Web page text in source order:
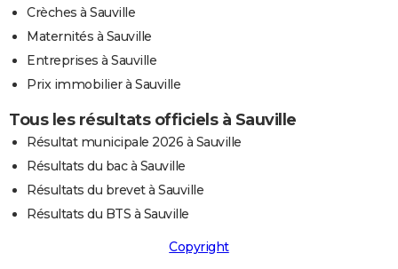
Crèches à Sauville
Maternités à Sauville
Entreprises à Sauville
Prix immobilier à Sauville
Tous les résultats officiels à Sauville
Résultat municipale 2026 à Sauville
Résultats du bac à Sauville
Résultats du brevet à Sauville
Résultats du BTS à Sauville
Copyright